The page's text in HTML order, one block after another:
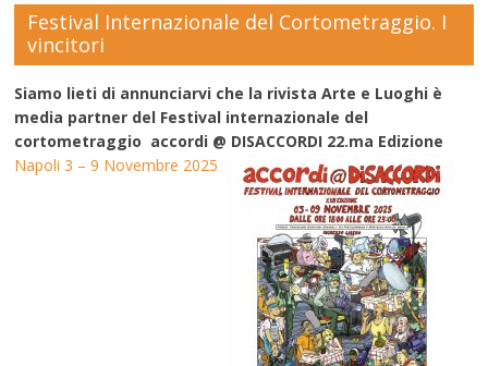
Festival Internazionale del Cortometraggio. I
vincitori
Siamo lieti di annunciarvi che la rivista Arte e Luoghi è
media partner del Festival internazionale del
cortometraggio accordi @ DISACCORDI 22.ma Edizione
Napoli 3 – 9 Novembre 2025